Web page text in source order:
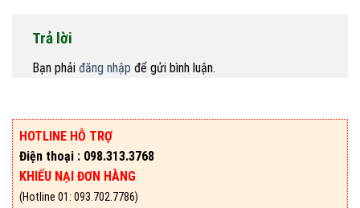
Trả lời
Bạn phải đăng nhập để gửi bình luận.
HOTLINE HỖ TRỢ
Điện thoại : 098.313.3768
KHIẾU NẠI ĐƠN HÀNG
(Hotline 01: 093.702.7786)